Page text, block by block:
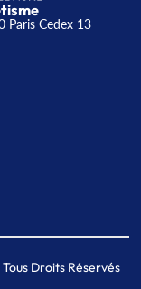
Paris Cedex 13
Droits Réservés